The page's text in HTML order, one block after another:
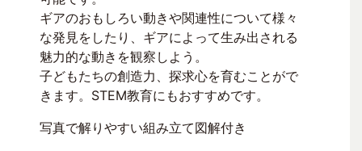
ギアのおもしろい動きや関連性について様々
な発見をしたり、ギアによって生み出される
魅力的な動きを観察しよう。
子どもたちの創造力、探求心を育むことがで
きます。STEM教育にもおすすめです。
写真で解りやすい組み立て図解付き